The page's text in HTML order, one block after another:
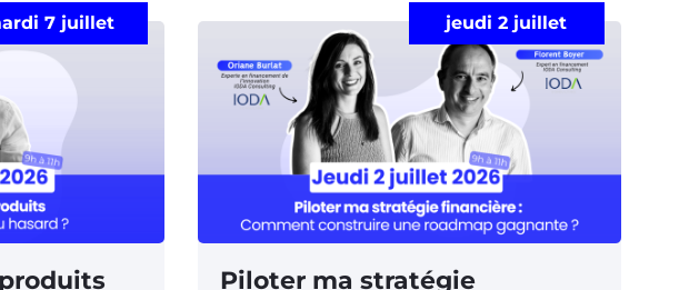
7 juillet jeudi 2 juillet
Piloter ma stratégie